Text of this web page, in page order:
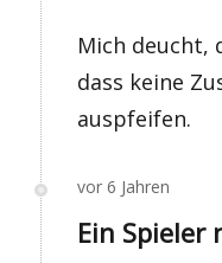
Mich deucht,
dass keine
auspfeifen.
vor 6 Jahren
Ein Spieler